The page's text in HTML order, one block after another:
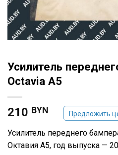
Усилитель
Octavia A5
210 BYN Предложить
Усилитель переднего
Октавия А5, год выпуска —